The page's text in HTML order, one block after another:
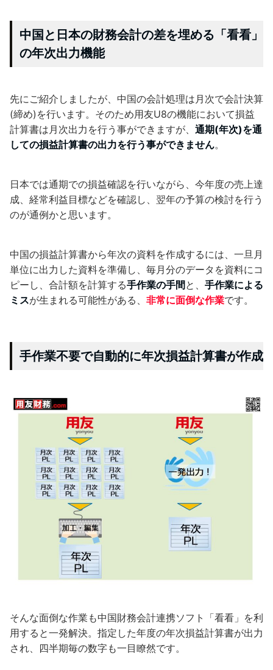
中国と日本の財務会計の差を埋める「看看」
の年次出力機能
先にご紹介しましたが、中国の会計処理は月次で会計決算
(締め)を行います。そのため用友U8の機能において損益
計算書は月次出力を行う事ができますが、 通期(年次)を通
しての損益計算書の出力を行う事ができません。
日本では通期での損益確認を行いながら、今年度の売上達
成、経常利益目標などを確認し、翌年の予算の検討を行う
のが通例かと思います。
中国の損益計算書から年次の資料を作成するには、一旦月
単位に出力した資料を準備し、毎月分のデータを資料にコ
ピーし、合計額を計算する手作業の手間と、 手作業による
ミスが生まれる可能性がある、 非常に面倒な作業です。
手作業不要で自動的に年次損益計算書が作成
そんな面倒な作業も中国財務会計連携ソフト「看看」を利
用すると一発解決。指定した年度の年次損益計算書が出力
され、四半期毎の数字も一目瞭然です。